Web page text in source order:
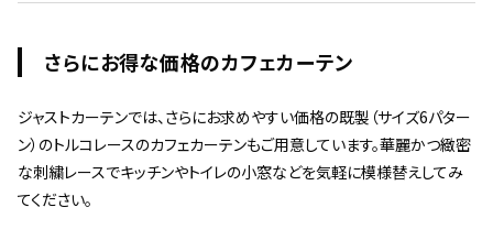
さらにお得な価格のカフェカーテン
ジャストカーテンでは、さらにお求めやすい価格の既製（サイズ6パター
ン）のトルコレースのカフェカーテンもご用意しています。華麗かつ緻密
な刺繍レースでキッチンやトイレの小窓などを気軽に模様替えしてみ
てください。